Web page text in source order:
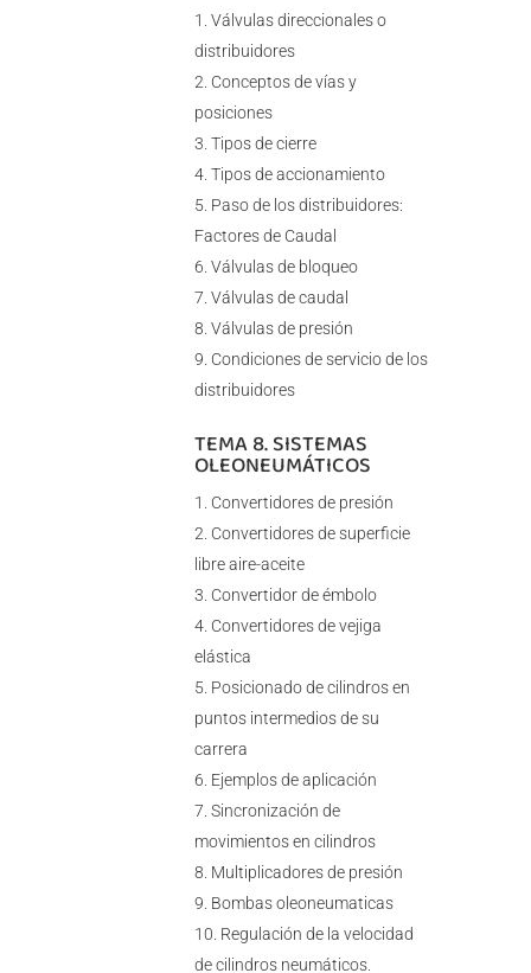
Válvulas direccionales o
distribuidores
Conceptos de vías y
posiciones
Tipos de cierre
Tipos de accionamiento
Paso de los distribuidores:
Factores de Caudal
Válvulas de bloqueo
Válvulas de caudal
Válvulas de presión
Condiciones de servicio de los
distribuidores
TEMA 8. SISTEMAS
OLEONEUMÁTICOS
Convertidores de presión
Convertidores de superficie
libre aire-aceite
Convertidor de émbolo
Convertidores de vejiga
elástica
Posicionado de cilindros en
puntos intermedios de su
carrera
Ejemplos de aplicación
Sincronización de
movimientos en cilindros
Multiplicadores de presión
Bombas oleoneumaticas
Regulación de la velocidad
de cilindros neumáticos.